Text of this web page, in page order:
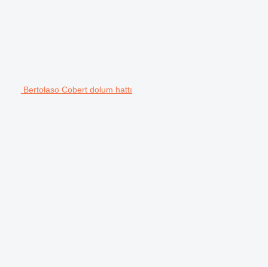
Bertolaso Cobert dolum hattı